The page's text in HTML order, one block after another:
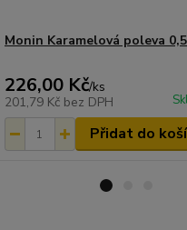
Monin Karamelová poleva
226,00 Kč/ks
201,79 Kč bez DPH
Přidat do